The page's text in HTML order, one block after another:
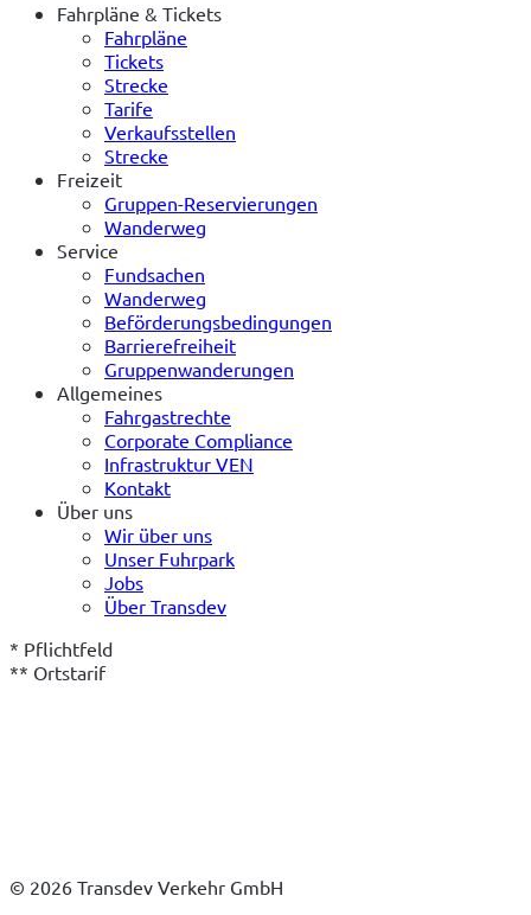
Fahrpläne & Tickets
Fahrpläne
Tickets
Strecke
Tarife
Verkaufsstellen
Strecke
Freizeit
Gruppen-Reservierungen
Wanderweg
Service
Fundsachen
Wanderweg
Beförderungsbedingungen
Barrierefreiheit
Gruppenwanderungen
Allgemeines
Fahrgastrechte
Corporate Compliance
Infrastruktur VEN
Kontakt
Über uns
Wir über uns
Unser Fuhrpark
Jobs
Über Transdev
* Pflichtfeld
** Ortstarif
© 2026 Transdev Verkehr GmbH